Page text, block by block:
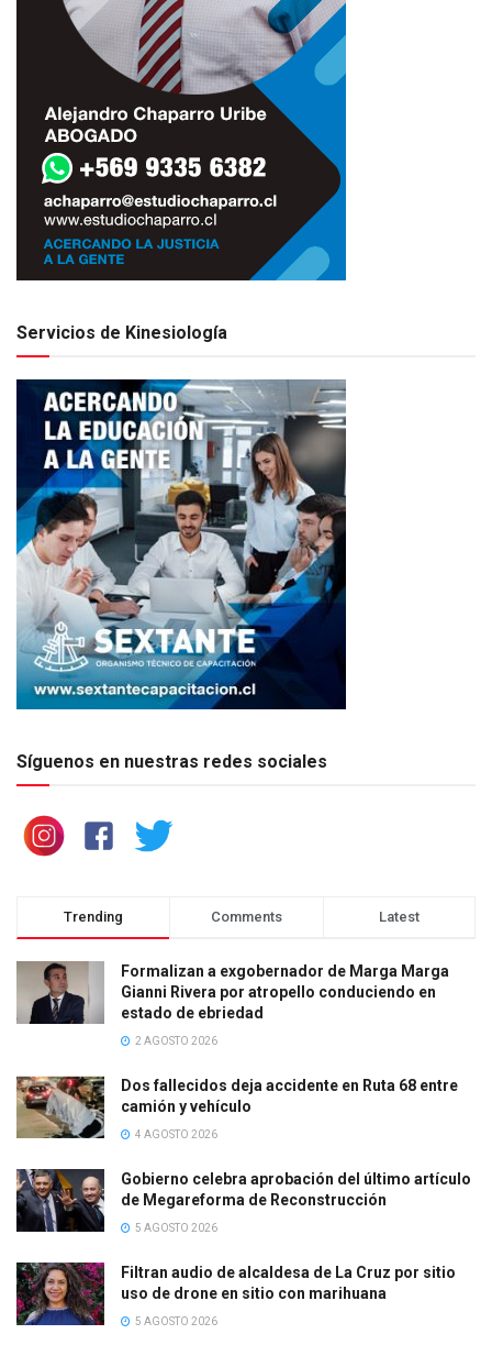
Servicios de Kinesiología
Síguenos en nuestras redes sociales
Trending Comments Latest
Formalizan a exgobernador de Marga Marga
Gianni Rivera por atropello conduciendo en
estado de ebriedad
2 AGOSTO 2026
Dos fallecidos deja accidente en Ruta 68 entre
camión y vehículo
4 AGOSTO 2026
Gobierno celebra aprobación del último artículo
de Megareforma de Reconstrucción
5 AGOSTO 2026
Filtran audio de alcaldesa de La Cruz por sitio
uso de drone en sitio con marihuana
5 AGOSTO 2026